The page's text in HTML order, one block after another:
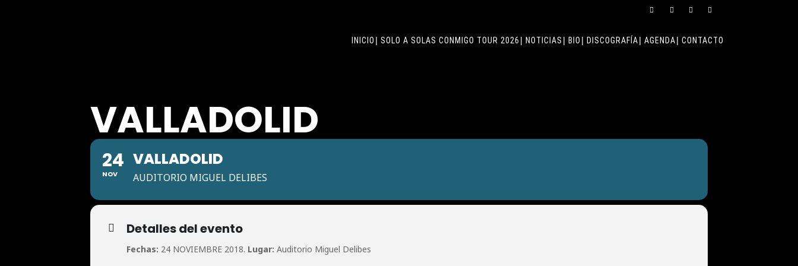
INICIO SOLO A SOLAS CONMIGO TOUR 2026 NOTICIAS BIO DISCOGRAFÍA AGENDA CONTACTO
VALLADOLID
24
NOV
VALLADOLID
AUDITORIO MIGUEL DELIBES
Detalles del evento
Fechas: 24 NOVIEMBRE 2018. Lugar: Auditorio Miguel Delibes